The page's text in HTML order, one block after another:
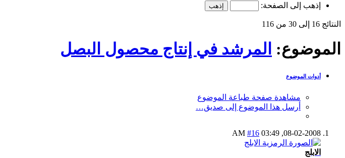
إذهب إلى الصفحة:
النتائج 16 إلى 30 من 116
الموضوع: المرشد في إنتاج محصول البصل
أدوات الموضوع
مشاهدة صفحة طباعة الموضوع
أرسل هذا الموضوع إلى صديق…
08-02-2008,
03:49 AM
#16
الابلج